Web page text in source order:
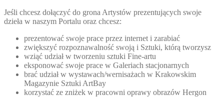
Jeśli chcesz dołączyć do grona Artystów prezentujących swoje
dzieła w naszym Portalu oraz chcesz:
prezentować swoje prace przez internet i zarabiać
zwiększyć rozpoznawalność swoją i Sztuki, którą tworzysz
wziąć udział w tworzeniu sztuki Fine-artu
eksponować swoje prace w Galeriach stacjonarnych
brać udział w wystawach/wernisażach w Krakowskim
Magazynie Sztuki ArtBay
korzystać ze zniżek w pracowni oprawy obrazów Hergon